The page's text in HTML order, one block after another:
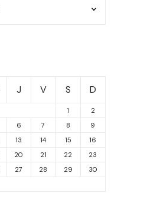
J V S D
1
2
6 7 8
9
13 14 15
16
20 21 22
23
27 28 29
30